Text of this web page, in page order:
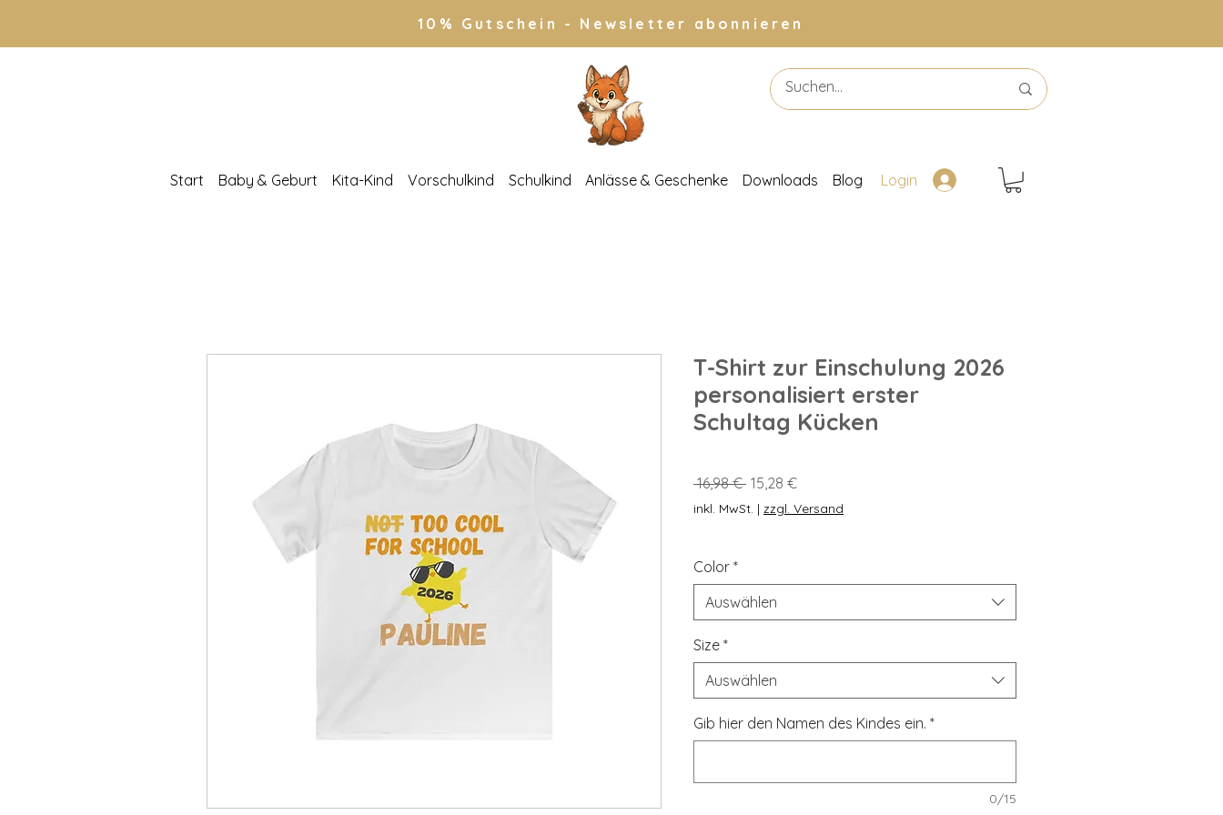
10% Gutschein - Newsletter abonnieren
Start Baby & Geburt Kita-Kind Vorschulkind Schulkind Anlässe & Geschenke Downloads Blog Login
T-Shirt zur Einschulung 2026
personalisiert erster
Schultag Kücken
16,98 € Standardpreis
15,28 €Sale-
Preis
inkl. MwSt. | zzgl. Versand
Color *
Auswählen
Size *
Auswählen
Gib hier den Namen des Kindes ein. *
0/15